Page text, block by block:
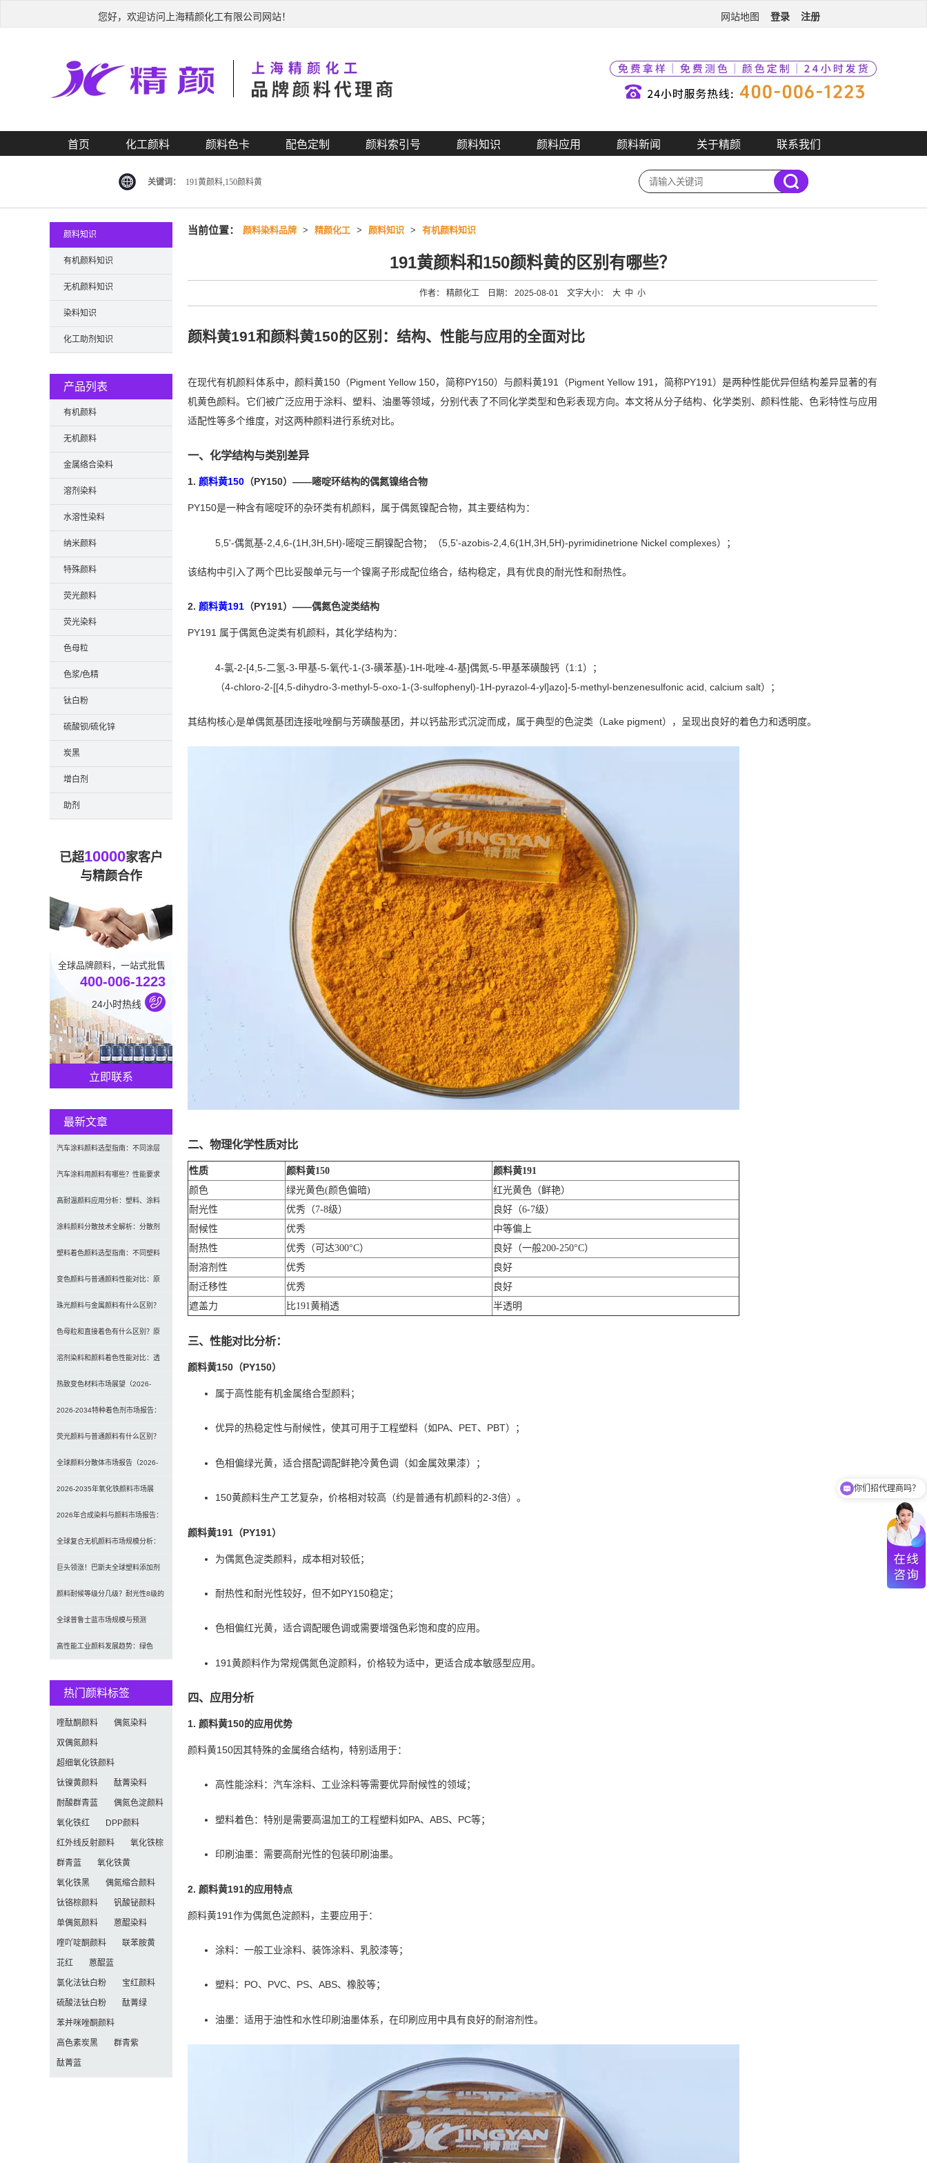
您好，欢迎访问上海精颜化工有限公司网站！ 网站地图 登录 注册
首页 化工颜料 颜料色卡 配色定制 颜料索引号 颜料知识 颜料应用 颜料新闻 关于精颜 联系我们
关键词： 191黄颜料,150颜料黄
当前位置： 颜料染料品牌 > 精颜化工 > 颜料知识 > 有机颜料知识
191黄颜料和150颜料黄的区别有哪些？
作者： 精颜化工 日期： 2025-08-01 文字大小： 大 中 小
颜料黄191和颜料黄150的区别：结构、性能与应用的全面对比
在现代有机颜料体系中，颜料黄150（Pigment Yellow 150，简称PY150）与颜料黄191（Pigment Yellow 191，简称PY191）是两种性能优异但结构差异显著的有
机黄色颜料。它们被广泛应用于涂料、塑料、油墨等领域，分别代表了不同化学类型和色彩表现方向。本文将从分子结构、化学类别、颜料性能、色彩特性与应用
适配性等多个维度，对这两种颜料进行系统对比。
一、化学结构与类别差异
1. 颜料黄150 （PY150）——嘧啶环结构的偶氮镍络合物
PY150是一种含有嘧啶环的杂环类有机颜料，属于偶氮镍配合物，其主要结构为：
5,5'-偶氮基-2,4,6-(1H,3H,5H)-嘧啶三酮镍配合物；（5,5'-azobis-2,4,6(1H,3H,5H)-pyrimidinetrione Nickel complexes）；
该结构中引入了两个巴比妥酸单元与一个镍离子形成配位络合，结构稳定，具有优良的耐光性和耐热性。
2. 颜料黄191 （PY191）——偶氮色淀类结构
PY191 属于偶氮色淀类有机颜料，其化学结构为：
4-氯-2-[4,5-二氢-3-甲基-5-氧代-1-(3-磺苯基)-1H-吡唑-4-基]偶氮-5-甲基苯磺酸钙（1:1）；
（4-chloro-2-[[4,5-dihydro-3-methyl-5-oxo-1-(3-sulfophenyl)-1H-pyrazol-4-yl]azo]-5-methyl-benzenesulfonic acid, calcium salt）；
其结构核心是单偶氮基团连接吡唑酮与芳磺酸基团，并以钙盐形式沉淀而成，属于典型的色淀类（Lake pigment），呈现出良好的着色力和透明度。
二、物理化学性质对比
性质 颜料黄150
颜料黄191
颜色
绿光黄色(颜色偏暗)
红光黄色（鲜艳）
耐光性
优秀（7-8级）
良好（6-7级）
耐候性
优秀
中等偏上
耐热性
优秀（可达300°C）
良好（一般200-250°C）
耐溶剂性
优秀
良好
耐迁移性
优秀
良好
遮盖力
比191黄稍透 半透明
三、性能对比分析：
颜料黄150（PY150）
属于高性能有机金属络合型颜料；
优异的热稳定性与耐候性，使其可用于工程塑料（如PA、PET、PBT）；
色相偏绿光黄，适合搭配调配鲜艳冷黄色调（如金属效果漆）；
150黄颜料生产工艺复杂，价格相对较高（约是普通有机颜料的2-3倍）。
颜料黄191（PY191）
为偶氮色淀类颜料，成本相对较低；
耐热性和耐光性较好，但不如PY150稳定；
色相偏红光黄，适合调配暖色调或需要增强色彩饱和度的应用。
191黄颜料作为常规偶氮色淀颜料，价格较为适中，更适合成本敏感型应用。
四、应用分析
1. 颜料黄150的应用优势
颜料黄150因其特殊的金属络合结构，特别适用于：
高性能涂料：汽车涂料、工业涂料等需要优异耐候性的领域；
塑料着色：特别是需要高温加工的工程塑料如PA、ABS、PC等；
印刷油墨：需要高耐光性的包装印刷油墨。
2. 颜料黄191的应用特点
颜料黄191作为偶氮色淀颜料，主要应用于：
涂料：一般工业涂料、装饰涂料、乳胶漆等；
塑料：PO、PVC、PS、ABS、橡胶等；
油墨：适用于油性和水性印刷油墨体系，在印刷应用中具有良好的耐溶剂性。
颜料知识
有机颜料知识
无机颜料知识
染料知识
化工助剂知识
产品列表
有机颜料
无机颜料
金属络合染料
溶剂染料
水溶性染料
纳米颜料
特殊颜料
荧光颜料
荧光染料
色母粒
色浆/色精
钛白粉
硫酸钡/硫化锌
炭黑
增白剂
助剂
已超10000家客户
与精颜合作
全球品牌颜料，一站式批售
400-006-1223
24小时热线
立即联系
最新文章
汽车涂料颜料选型指南：不同涂层
应用要求、OEM与修补漆用颜料区
别及常见问题
汽车涂料用颜料有哪些？性能要求
及常用颜料类型介绍
高耐温颜料应用分析：塑料、涂料
及工程材料的选型原则与行业实践
涂料颜料分散技术全解析：分散剂
选型、研磨工艺及常见问题解决
塑料着色颜料选型指南：不同塑料
材料如何选择合适颜料？
变色颜料与普通颜料性能对比：原
理、特点及应用差异解析
珠光颜料与金属颜料有什么区别？
原理、效果与应用对比
色母粒和直接着色有什么区别？原
理、性能与应用全面对比
溶剂染料和颜料着色性能对比：透
明性、耐候性与应用选择全解析
热致变色材料市场展望（2026-
2034）：2034年将达336亿美元，
亚太份额超四成
2026-2034特种着色剂市场报告：
规模、份额、趋势及预测
荧光颜料与普通颜料有什么区别？
发光原理、性能对比及应用解析
全球颜料分散体市场报告（2026-
2033）：无机颜料主导，涂料为最
大应用
2026-2035年氧化铁颜料市场展
望：全球规模将达41亿美元，建筑
行业领跑
2026年合成染料与颜料市场报告：
规模、趋势及2030年增长预测
（CAGR 7.1%）
全球复合无机颜料市场规模分析：
2035年达5.39亿美元，建筑与涂料
需求推动增长
巨头领涨！巴斯夫全球塑料添加剂
涨价20% 原材料成本推高行业价格
颜料耐候等级分几级？耐光性8级的
定义及耐候性测试标准解析
全球普鲁士蓝市场规模与预测
（2026-2034）：按类型、形式、
高性能工业颜料发展趋势：绿色
热门颜料标签
喹酞酮颜料 偶氮染料
双偶氮颜料
超细氧化铁颜料
钛镍黄颜料 酞菁染料
耐酸群青蓝 偶氮色淀颜料
氧化铁红 DPP颜料
红外线反射颜料 氧化铁棕
群青蓝 氧化铁黄
氧化铁黑 偶氮缩合颜料
钛铬棕颜料 钒酸铋颜料
单偶氮颜料 蒽醌染料
喹吖啶酮颜料 联苯胺黄
苝红 蒽醌蓝
氯化法钛白粉 宝红颜料
硫酸法钛白粉 酞菁绿
苯并咪唑酮颜料
高色素炭黑 群青紫
酞菁蓝
你们有免费样品提供吗？